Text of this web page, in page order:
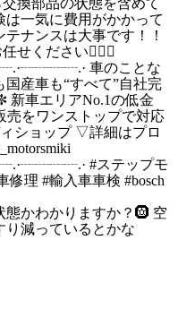
態かわかりますか？🛞 空
り減っているとかな